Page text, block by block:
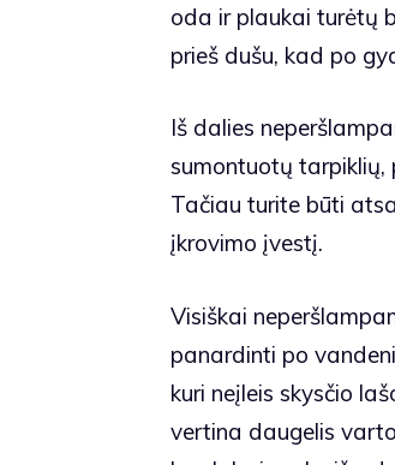
oda ir plaukai turėtų
prieš dušu, kad po
Iš dalies
sumontuotų
Tačiau turite būti
įkrovimo įvestį.
Visiškai
panardinti po
kuri neįleis skysčio
vertina daugelis